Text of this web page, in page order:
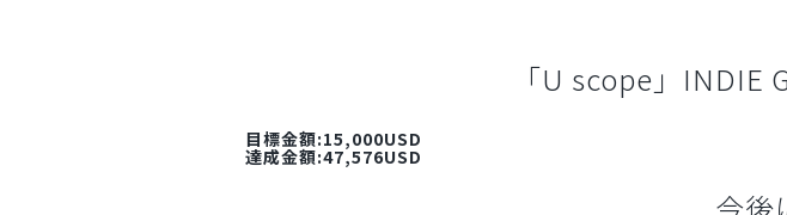
「U scope」INDIE
目標金額:15,000USD
達成金額:47,576USD